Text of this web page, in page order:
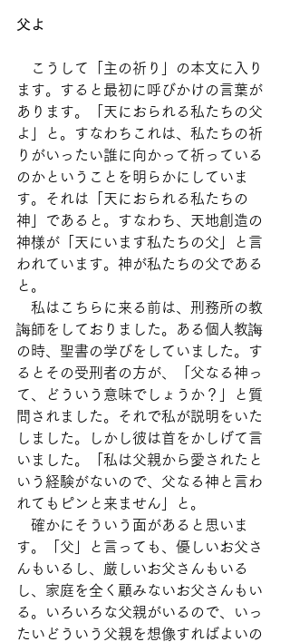
父よ
こうして「主の祈り」の本文に入り
ます。すると最初に呼びかけの言葉が
あります。「天におられる私たちの父
よ」と。すなわちこれは、私たちの祈
りがいったい誰に向かって祈っている
のかということを明らかにしていま
す。それは「天におられる私たちの
神」であると。すなわち、天地創造の
神様が「天にいます私たちの父」と言
われています。神が私たちの父である
と。
私はこちらに来る前は、刑務所の教
誨師をしておりました。ある個人教誨
の時、聖書の学びをしていました。す
るとその受刑者の方が、「父なる神っ
て、どういう意味でしょうか？」と質
問されました。それで私が説明をいた
しました。しかし彼は首をかしげて言
いました。「私は父親から愛されたと
いう経験がないので、父なる神と言わ
れてもピンと来ません」と。
確かにそういう面があると思いま
す。「父」と言っても、優しいお父さ
んもいるし、厳しいお父さんもいる
し、家庭を全く顧みないお父さんもい
る。いろいろな父親がいるので、いっ
たいどういう父親を想像すればよいの